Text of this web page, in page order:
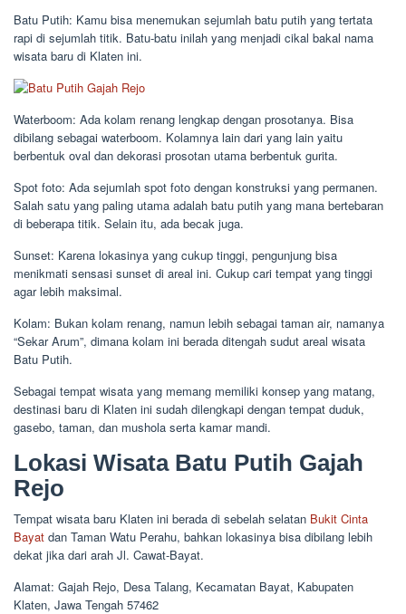
Batu Putih: Kamu bisa menemukan sejumlah batu putih yang tertata
rapi di sejumlah titik. Batu-batu inilah yang menjadi cikal bakal nama
wisata baru di Klaten ini.
Waterboom: Ada kolam renang lengkap dengan prosotanya. Bisa
dibilang sebagai waterboom. Kolamnya lain dari yang lain yaitu
berbentuk oval dan dekorasi prosotan utama berbentuk gurita.
Spot foto: Ada sejumlah spot foto dengan konstruksi yang permanen.
Salah satu yang paling utama adalah batu putih yang mana bertebaran
di beberapa titik. Selain itu, ada becak juga.
Sunset: Karena lokasinya yang cukup tinggi, pengunjung bisa
menikmati sensasi sunset di areal ini. Cukup cari tempat yang tinggi
agar lebih maksimal.
Kolam: Bukan kolam renang, namun lebih sebagai taman air, namanya
“Sekar Arum”, dimana kolam ini berada ditengah sudut areal wisata
Batu Putih.
Sebagai tempat wisata yang memang memiliki konsep yang matang,
destinasi baru di Klaten ini sudah dilengkapi dengan tempat duduk,
gasebo, taman, dan mushola serta kamar mandi.
Lokasi Wisata Batu Putih Gajah
Rejo
Tempat wisata baru Klaten ini berada di sebelah selatan Bukit Cinta
Bayat dan Taman Watu Perahu, bahkan lokasinya bisa dibilang lebih
dekat jika dari arah Jl. Cawat-Bayat.
Alamat: Gajah Rejo, Desa Talang, Kecamatan Bayat, Kabupaten
Klaten, Jawa Tengah 57462